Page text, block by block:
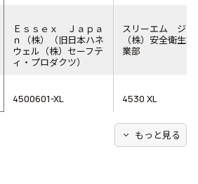
Ｅｓｓｅｘ Ｊａｐａ
ｎ（株）（旧日本ハネ
ウェル（株）セーフテ
ィ・プロダクツ）
スリーエム ジャ
（株）安全衛生
業部
4500601-XL 4530 XL
expand_more もっと見る